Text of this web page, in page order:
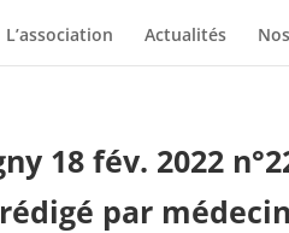
L’association Actualités
18 fév. 2022
par